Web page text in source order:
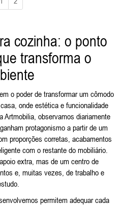
cozinha: o ponto
transforma o
o poder de transformar um cômodo
onde estética e funcionalidade
Artmobilia, observamos diariamente
protagonismo a partir de um
proporções corretas, acabamentos
com o restante do mobiliário.
extra, mas de um centro de
e, muitas vezes, de trabalho e
permitem adequar cada